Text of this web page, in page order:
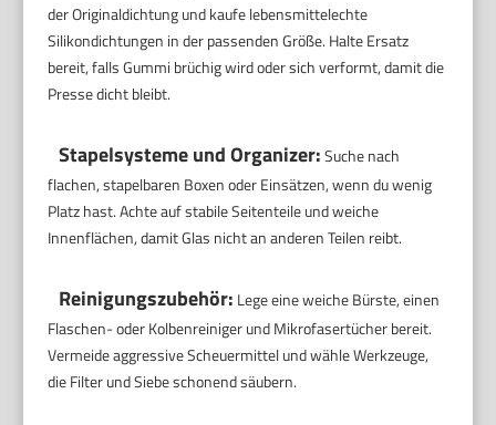
der Originaldichtung und kaufe lebensmittelechte
Silikondichtungen in der passenden Größe. Halte Ersatz
bereit, falls Gummi brüchig wird oder sich verformt, damit die
Presse dicht bleibt.
Stapelsysteme und Organizer:Suche nach
flachen, stapelbaren Boxen oder Einsätzen, wenn du wenig
Platz hast. Achte auf stabile Seitenteile und weiche
Innenflächen, damit Glas nicht an anderen Teilen reibt.
Reinigungszubehör: Lege eine weiche Bürste, einen
Flaschen- oder Kolbenreiniger und Mikrofasertücher bereit.
Vermeide aggressive Scheuermittel und wähle Werkzeuge,
die Filter und Siebe schonend säubern.